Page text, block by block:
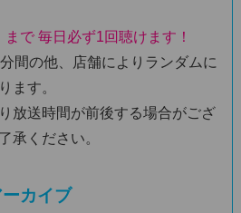
で 毎日必ず1回聴けます！
間の他、店舗によりランダムに
ます。
放送時間が前後する場合がござ
承ください。
カイブ